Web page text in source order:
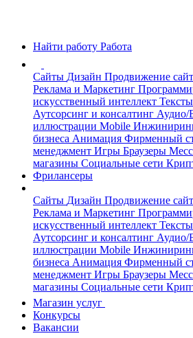
Найти работу Работа
Сайты Дизайн Продвижение
Реклама и Маркетинг
искусственный интеллект Тексты
Аутсорсинг и консалтинг Аудио/
иллюстрации Mobile
бизнеса Анимация Фирменный
менеджмент Игры Браузеры
магазины Социальные сети
Фрилансеры
Сайты Дизайн Продвижение
Реклама и Маркетинг
искусственный интеллект Тексты
Аутсорсинг и консалтинг Аудио/
иллюстрации Mobile
бизнеса Анимация Фирменный
менеджмент Игры Браузеры
магазины Социальные сети
Магазин услуг
Конкурсы
Вакансии